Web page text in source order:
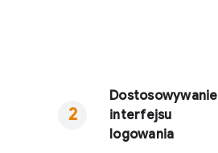
Dostosowywanie
interfejsu
logowania